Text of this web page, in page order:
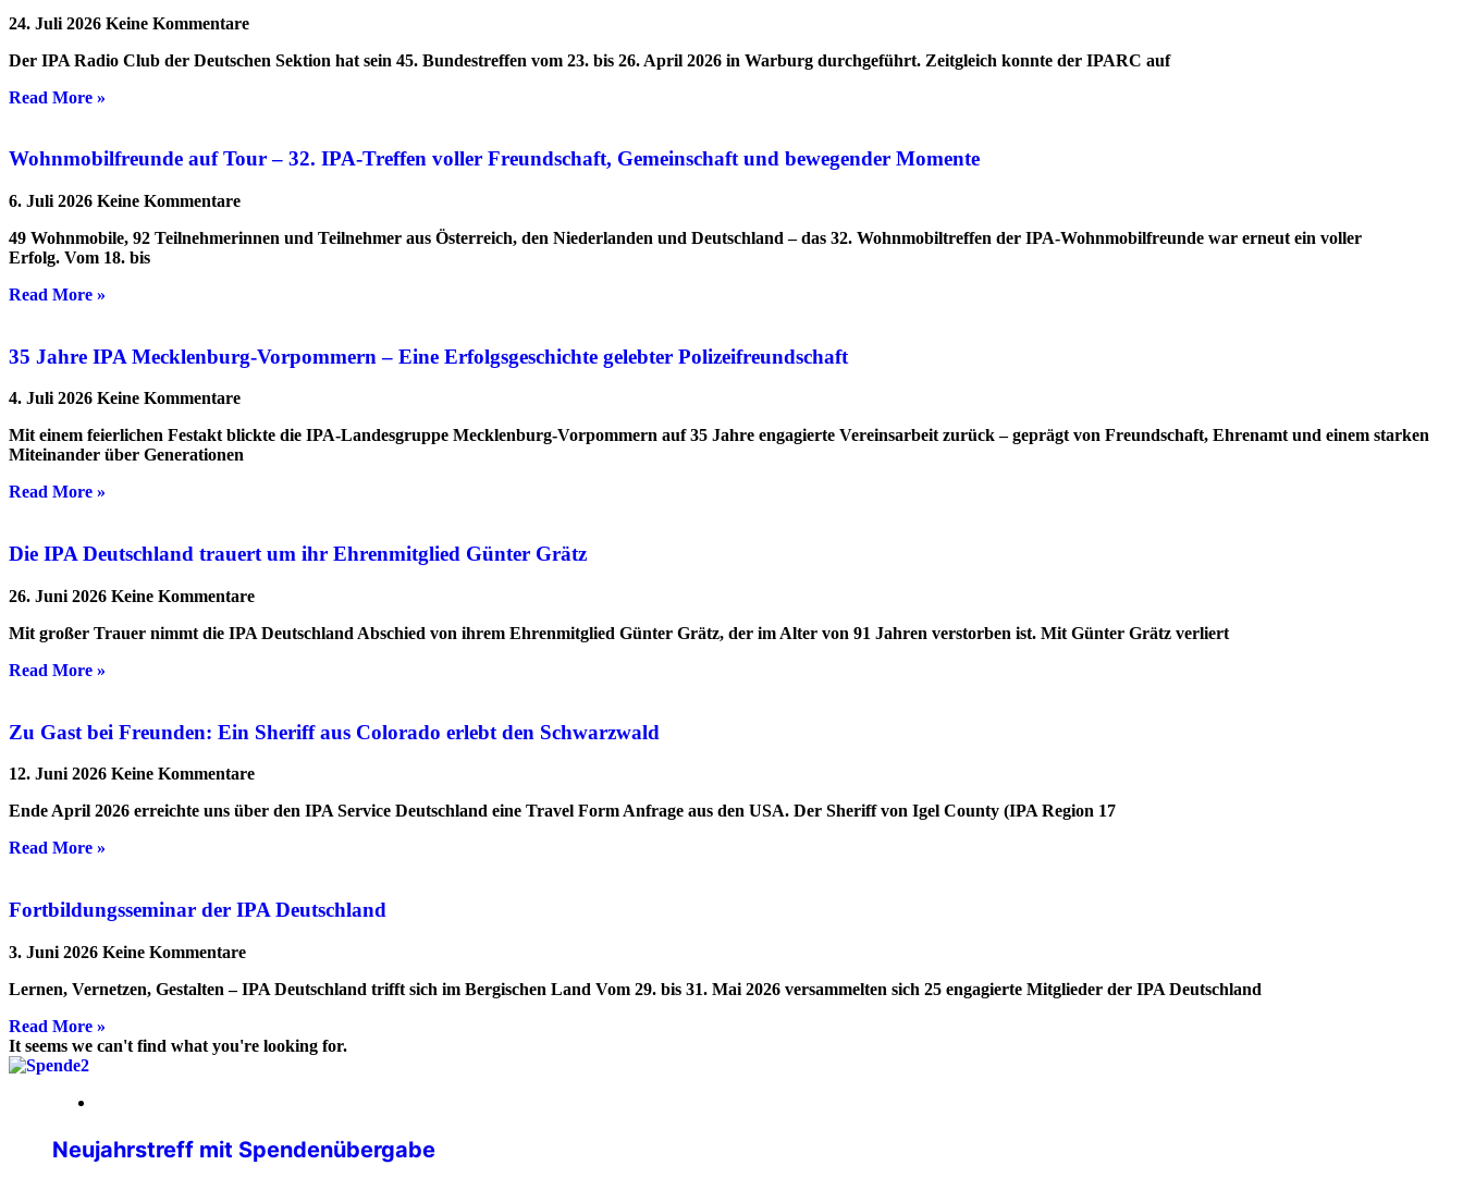
24. Juli 2026 Keine Kommentare
Der IPA Radio Club der Deutschen Sektion hat sein 45. Bundestreffen vom 23. bis 26. April 2026 in Warburg durchgeführt. Zeitgleich konnte der IPARC auf
Read More »
Wohnmobilfreunde auf Tour – 32. IPA-Treffen voller Freundschaft, Gemeinschaft und bewegender Momente
6. Juli 2026 Keine Kommentare
49 Wohnmobile, 92 Teilnehmerinnen und Teilnehmer aus Österreich, den Niederlanden und Deutschland – das 32. Wohnmobiltreffen der IPA-Wohnmobilfreunde war erneut ein voller
Erfolg. Vom 18. bis
Read More »
35 Jahre IPA Mecklenburg-Vorpommern – Eine Erfolgsgeschichte gelebter Polizeifreundschaft
4. Juli 2026 Keine Kommentare
Mit einem feierlichen Festakt blickte die IPA-Landesgruppe Mecklenburg-Vorpommern auf 35 Jahre engagierte Vereinsarbeit zurück – geprägt von Freundschaft, Ehrenamt und einem starken
Miteinander über Generationen
Read More »
Die IPA Deutschland trauert um ihr Ehrenmitglied Günter Grätz
26. Juni 2026 Keine Kommentare
Mit großer Trauer nimmt die IPA Deutschland Abschied von ihrem Ehrenmitglied Günter Grätz, der im Alter von 91 Jahren verstorben ist. Mit Günter Grätz verliert
Read More »
Zu Gast bei Freunden: Ein Sheriff aus Colorado erlebt den Schwarzwald
12. Juni 2026 Keine Kommentare
Ende April 2026 erreichte uns über den IPA Service Deutschland eine Travel Form Anfrage aus den USA. Der Sheriff von Igel County (IPA Region 17
Read More »
Fortbildungsseminar der IPA Deutschland
3. Juni 2026 Keine Kommentare
Lernen, Vernetzen, Gestalten – IPA Deutschland trifft sich im Bergischen Land Vom 29. bis 31. Mai 2026 versammelten sich 25 engagierte Mitglieder der IPA Deutschland
Read More »
It seems we can't find what you're looking for.
Neujahrstreff mit Spendenübergabe